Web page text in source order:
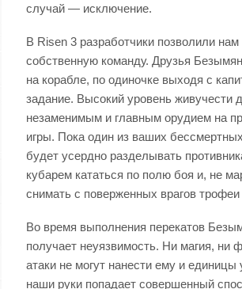
случай — исключение.
В Risen 3 разработчики позволили нам
собственную команду. Друзья
на корабле, по одиночке выходя с
задание. Высокий уровень живучести
незаменимым и главным орудием на
игры. Пока один из ваших
будет усердно разделывать
кубарем кататься по полю боя и, не
снимать с поверженных врагов трофеи
Во время выполнения перекатов
получает неуязвимость. Ни магия, ни
атаки не могут нанести ему и единицы
наши руки попадает совершенный